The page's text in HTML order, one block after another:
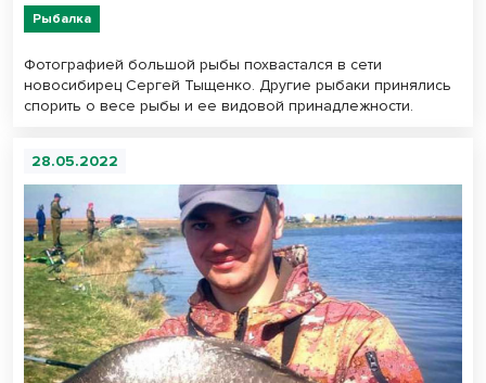
Рыбалка
Фотографией большой рыбы похвастался в сети
новосибирец Сергей Тыщенко. Другие рыбаки принялись
спорить о весе рыбы и ее видовой принадлежности.
28.05.2022